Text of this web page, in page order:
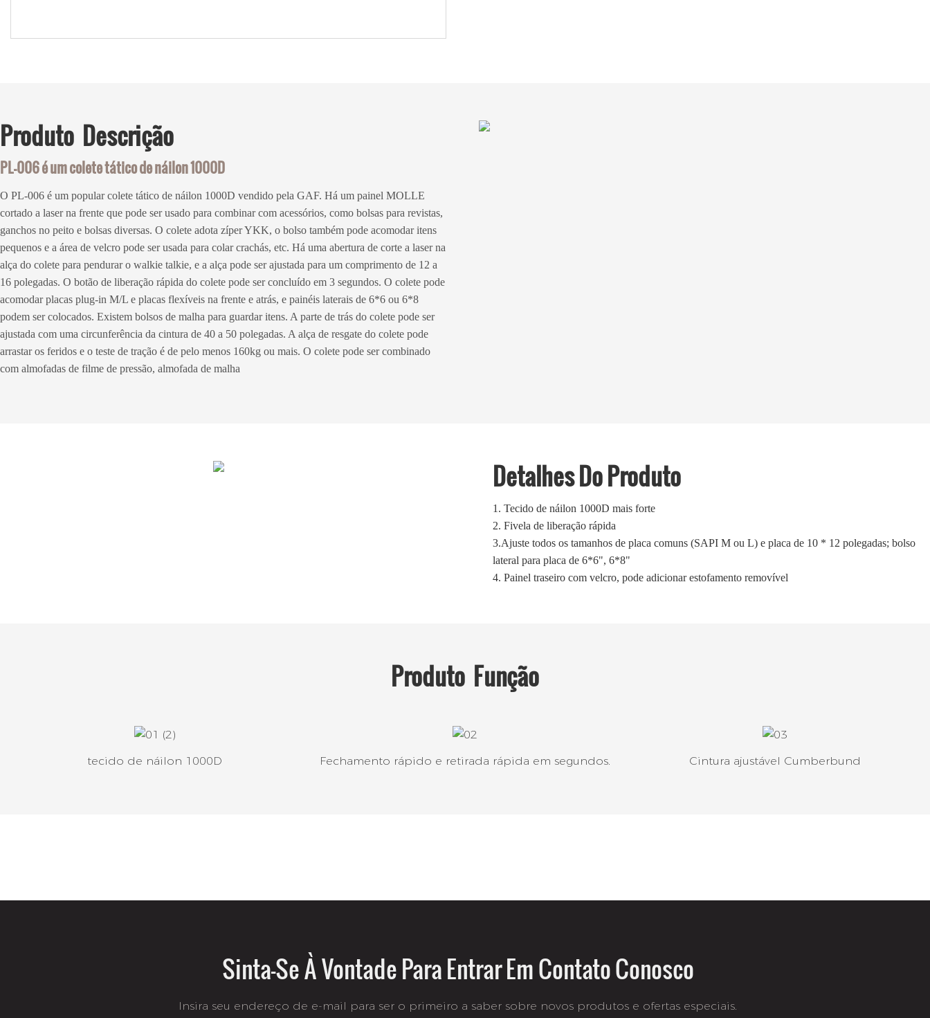
Produto Descrição
PL-006 é um colete tático de náilon 1000D
O PL-006 é um popular colete tático de náilon 1000D vendido pela GAF. Há um painel MOLLE
cortado a laser na frente que pode ser usado para combinar com acessórios, como bolsas para revistas,
ganchos no peito e bolsas diversas. O colete adota zíper YKK, o bolso também pode acomodar itens
pequenos e a área de velcro pode ser usada para colar crachás, etc. Há uma abertura de corte a laser na
alça do colete para pendurar o walkie talkie, e a alça pode ser ajustada para um comprimento de 12 a
16 polegadas. O botão de liberação rápida do colete pode ser concluído em 3 segundos. O colete pode
acomodar placas plug-in M/L e placas flexíveis na frente e atrás, e painéis laterais de 6*6 ou 6*8
podem ser colocados. Existem bolsos de malha para guardar itens. A parte de trás do colete pode ser
ajustada com uma circunferência da cintura de 40 a 50 polegadas. A alça de resgate do colete pode
arrastar os feridos e o teste de tração é de pelo menos 160kg ou mais. O colete pode ser combinado
com almofadas de filme de pressão, almofada de malha
Detalhes Do Produto
1.Tecido de náilon 1000D mais forte
2.Fivela de liberação rápida
3.Ajuste todos os tamanhos de placa comuns (SAPI M ou L) e placa de 10 * 12 polegadas; bolso
lateral para placa de 6*6", 6*8"
4. Painel traseiro com velcro, pode adicionar estofamento removível
Produto Função
tecido de náilon 1000D Fechamento rápido e retirada rápida em segundos. Cintura ajustável Cumberbund
Sinta-Se À Vontade Para Entrar Em Contato Conosco
Insira seu endereço de e-mail para ser o primeiro a saber sobre novos produtos e ofertas especiais.